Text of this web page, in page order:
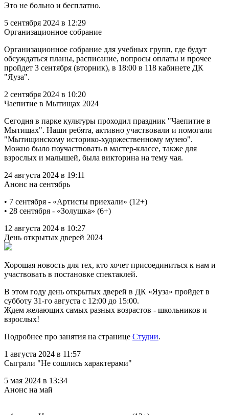
Это не больно и бесплатно.
5 сентября 2024 в 12:29
Организационное собрание
Организационное собрание для учебных групп, где будут
обсуждаться планы, расписание, вопросы оплаты и прочее
пройдет 3 сентября (вторник), в 18:00 в 118 кабинете ДК
"Яуза".
2 сентября 2024 в 10:20
Чаепитие в Мытищах 2024
Сегодня в парке культуры проходил праздник "Чаепитие в
Мытищах". Наши ребята, активно участвовали и помогали
"Мытищинскому историко-художественному музею".
Можно было поучаствовать в мастер-классе, также для
взрослых и малышей, была викторина на тему чая.
24 августа 2024 в 19:11
Анонс на сентябрь
• 7 сентября - «Артисты приехали» (12+)
• 28 сентября - «Золушка» (6+)
12 августа 2024 в 10:27
День открытых дверей 2024
Хорошая новость для тех, кто хочет присоединиться к нам и
участвовать в постановке спектаклей.
В этом году день открытых дверей в ДК «Яуза» пройдет в
субботу 31-го августа с 12:00 до 15:00.
Ждем желающих самых разных возрастов - школьников и
взрослых!
Подробнее про занятия на странице Студии.
1 августа 2024 в 11:57
Сыграли "Не сошлись характерами"
5 мая 2024 в 13:34
Анонс на май